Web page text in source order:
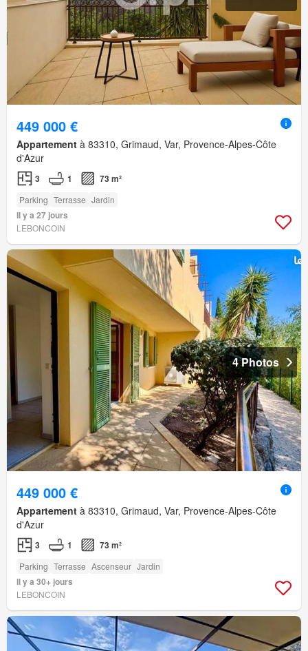
449 000 €
Appartement à 83310, Grimaud, Var, Provence-Alpes-Côte
d'Azur
3 1 73 m²
Parking Terrasse Jardin
Il y a 27 jours
LEBONCOIN
4 Photos
449 000 €
Appartement à 83310, Grimaud, Var, Provence-Alpes-Côte
d'Azur
3 1 73 m²
Parking Terrasse Ascenseur Jardin
Il y a 30+ jours
LEBONCOIN